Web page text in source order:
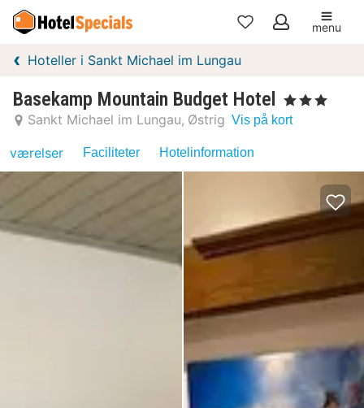
Mine
favoritter
menu
Hoteller i Sankt Michael im Lungau
Basekamp Mountain Budget Hotel , 3 Stjerner
Sankt Michael im Lungau Østrig Vis på kort
værelser Faciliteter Hotelinformation